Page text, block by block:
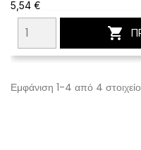
5,54 €

Εμφάνιση 1-4 από 4